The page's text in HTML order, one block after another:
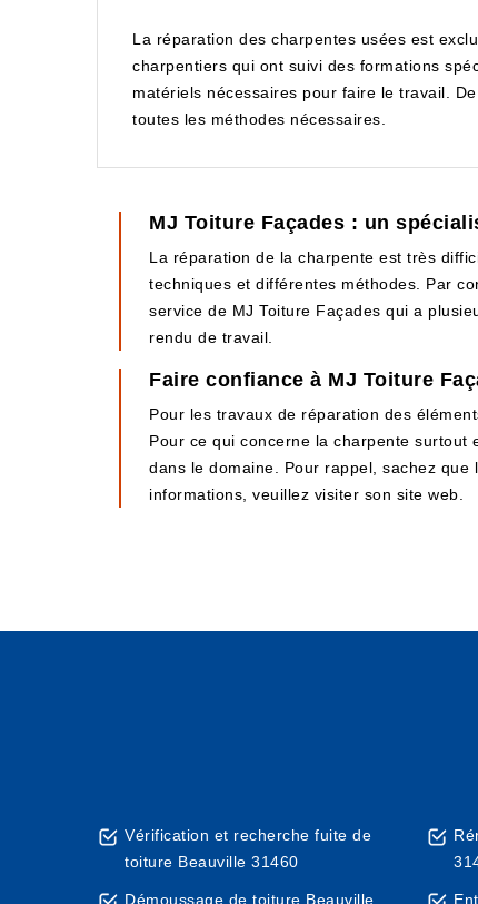
La réparation des charpentes usées est
charpentiers qui ont suivi des formations
matériels nécessaires pour faire le travail.
toutes les méthodes nécessaires.
MJ Toiture Façades : un
La réparation de la charpente est très
techniques et différentes méthodes. Par
service de MJ Toiture Façades qui a
rendu de travail.
Faire confiance à MJ Toiture
Pour les travaux de réparation des
Pour ce qui concerne la charpente
dans le domaine. Pour rappel, sachez
informations, veuillez visiter son site web.
Vérification et recherche fuite de
toiture Beauville 31460
Démoussage de toiture Beauville